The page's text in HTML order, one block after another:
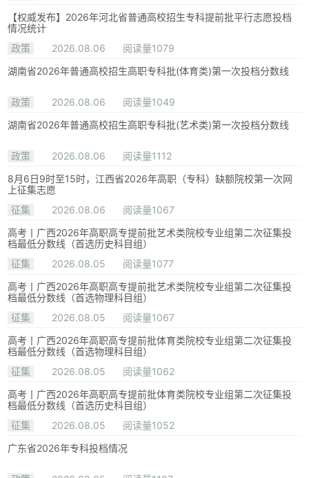
【权威发布】2026年河北省普通高校招生专科提前批平行志愿投档
情况统计
政策
2026.08.06
阅读量1079
湖南省2026年普通高校招生高职专科批(体育类)第一次投档分数线
政策 2026.08.06
阅读量1049
湖南省2026年普通高校招生高职专科批(艺术类)第一次投档分数线
政策 2026.08.06
阅读量1112
8月6日9时至15时，江西省2026年高职（专科）缺额院校第一次网
上征集志愿
征集
2026.08.06
阅读量1067
高考丨广西2026年高职高专提前批艺术类院校专业组第二次征集投
档最低分数线（首选历史科目组）
征集
2026.08.05
阅读量1077
高考丨广西2026年高职高专提前批艺术类院校专业组第二次征集投
档最低分数线（首选物理科目组）
征集
2026.08.05
阅读量1067
高考丨广西2026年高职高专提前批体育类院校专业组第二次征集投
档最低分数线（首选物理科目组）
征集
2026.08.05
阅读量1062
高考丨广西2026年高职高专提前批体育类院校专业组第二次征集投
档最低分数线（首选历史科目组）
征集
2026.08.05
阅读量1052
广东省2026年专科投档情况